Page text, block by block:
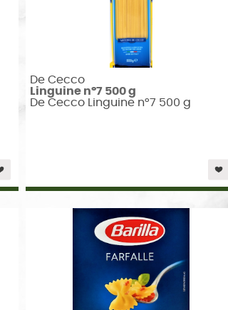
De Cecco
Linguine n°7 500 g
De Cecco Linguine n°7 500 g